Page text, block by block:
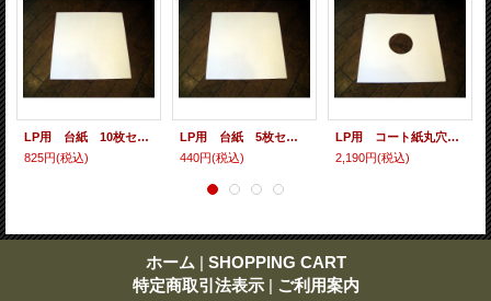
LP用 台紙 10枚セット
825円(税込)
LP用 台紙 5枚セット
440円(税込)
LP用 コート紙丸穴ジャケ 10枚セット
2,190円(税込)
ホーム | SHOPPING CART
特定商取引法表示 | ご利用案内